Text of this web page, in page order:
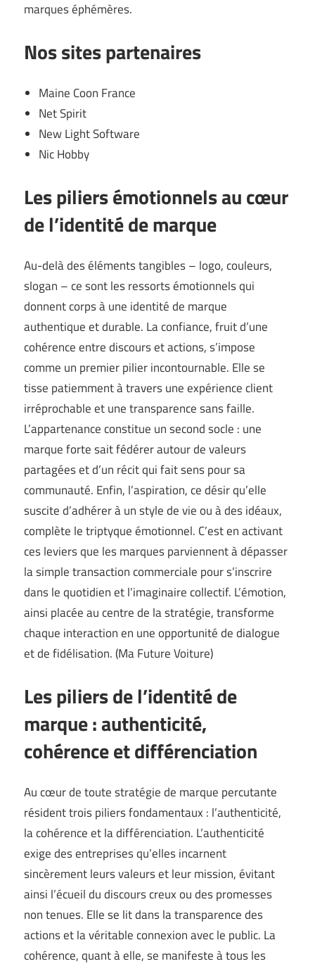
marques éphémères.
Nos sites partenaires
Maine Coon France
Net Spirit
New Light Software
Nic Hobby
Les piliers émotionnels au cœur
de l’identité de marque
Au-delà des éléments tangibles – logo, couleurs,
slogan – ce sont les ressorts émotionnels qui
donnent corps à une identité de marque
authentique et durable. La confiance, fruit d’une
cohérence entre discours et actions, s’impose
comme un premier pilier incontournable. Elle se
tisse patiemment à travers une expérience client
irréprochable et une transparence sans faille.
L’appartenance constitue un second socle : une
marque forte sait fédérer autour de valeurs
partagées et d’un récit qui fait sens pour sa
communauté. Enfin, l’aspiration, ce désir qu’elle
suscite d’adhérer à un style de vie ou à des idéaux,
complète le triptyque émotionnel. C’est en activant
ces leviers que les marques parviennent à dépasser
la simple transaction commerciale pour s’inscrire
dans le quotidien et l’imaginaire collectif. L’émotion,
ainsi placée au centre de la stratégie, transforme
chaque interaction en une opportunité de dialogue
et de fidélisation. (Ma Future Voiture)
Les piliers de l’identité de
marque : authenticité,
cohérence et différenciation
Au cœur de toute stratégie de marque percutante
résident trois piliers fondamentaux : l’authenticité,
la cohérence et la différenciation. L’authenticité
exige des entreprises qu’elles incarnent
sincèrement leurs valeurs et leur mission, évitant
ainsi l’écueil du discours creux ou des promesses
non tenues. Elle se lit dans la transparence des
actions et la véritable connexion avec le public. La
cohérence, quant à elle, se manifeste à tous les